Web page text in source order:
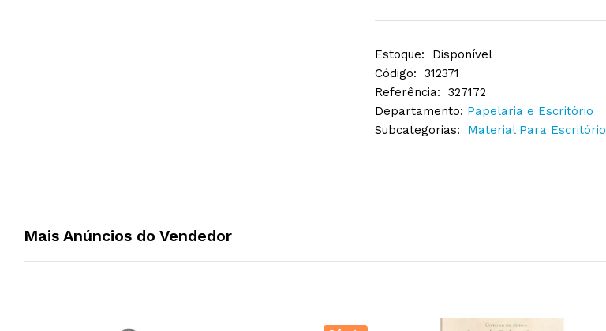
Estoque:
Disponível
Código:
312371
Referência:
327172
Departamento: Papelaria e Escritório
Subcategorias:
Material Para Escritório
Mais Anúncios do Vendedor